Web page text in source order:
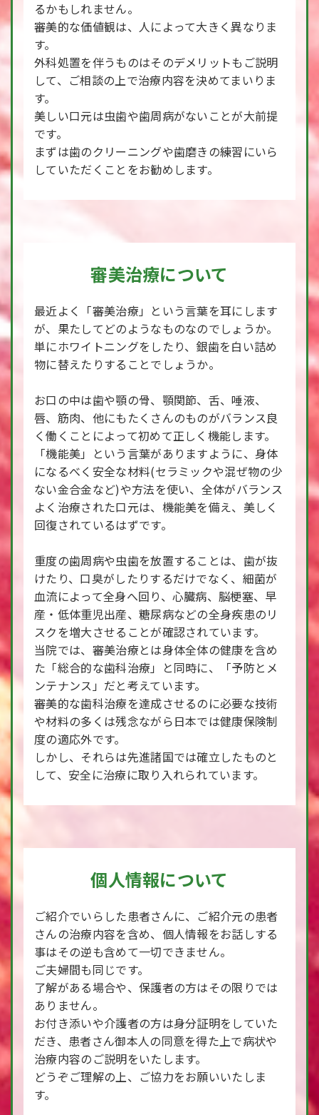
るかもしれません。
審美的な価値観は、人によって大きく異なりま
す。
外科処置を伴うものはそのデメリットもご説明
して、ご相談の上で治療内容を決めてまいりま
す。
美しい口元は虫歯や歯周病がないことが大前提
です。
まずは歯のクリーニングや歯磨きの練習にいら
していただくことをお勧めします。
審美治療について
最近よく「審美治療」という言葉を耳にします
が、果たしてどのようなものなのでしょうか。
単にホワイトニングをしたり、銀歯を白い詰め
物に替えたりすることでしょうか。
お口の中は歯や顎の骨、顎関節、舌、唾液、
唇、筋肉、他にもたくさんのものがバランス良
く働くことによって初めて正しく機能します。
「機能美」という言葉がありますように、身体
になるべく安全な材料(セラミックや混ぜ物の少
ない金合金など)や方法を使い、全体がバランス
よく治療された口元は、機能美を備え、美しく
回復されているはずです。
重度の歯周病や虫歯を放置することは、歯が抜
けたり、口臭がしたりするだけでなく、細菌が
血流によって全身へ回り、心臓病、脳梗塞、早
産・低体重児出産、糖尿病などの全身疾患のリ
スクを増大させることが確認されています。
当院では、審美治療とは身体全体の健康を含め
た「総合的な歯科治療」と同時に、「予防とメ
ンテナンス」だと考えています。
審美的な歯科治療を達成させるのに必要な技術
や材料の多くは残念ながら日本では健康保険制
度の適応外です。
しかし、それらは先進諸国では確立したものと
して、安全に治療に取り入れられています。
個人情報について
ご紹介でいらした患者さんに、ご紹介元の患者
さんの治療内容を含め、個人情報をお話しする
事はその逆も含めて一切できません。
ご夫婦間も同じです。
了解がある場合や、保護者の方はその限りでは
ありません。
お付き添いや介護者の方は身分証明をしていた
だき、患者さん御本人の同意を得た上で病状や
治療内容のご説明をいたします。
どうぞご理解の上、ご協力をお願いいたしま
す。